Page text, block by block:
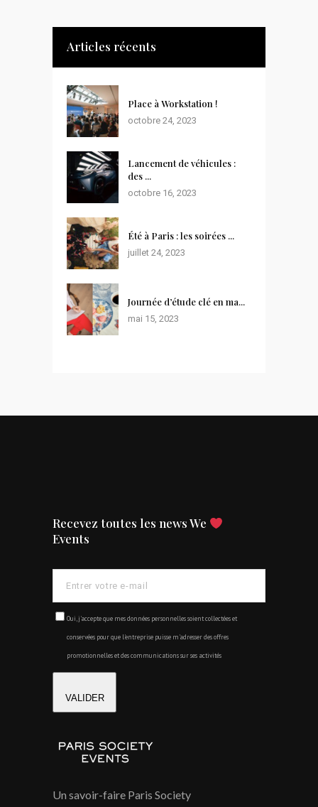
Articles récents
Place à Workstation !
octobre 24, 2023
Lancement de véhicules :
des ...
octobre 16, 2023
Été à Paris : les soirées ...
juillet 24, 2023
Journée d’étude clé en ma...
mai 15, 2023
Un savoir-faire Paris Society
Recevez toutes les news We
Events
Oui, j'accepte que mes données personnelles soient collectées et
conservées pour que l'entreprise puisse m'adresser des offres
promotionnelles et des communications sur ses activités
VALIDER